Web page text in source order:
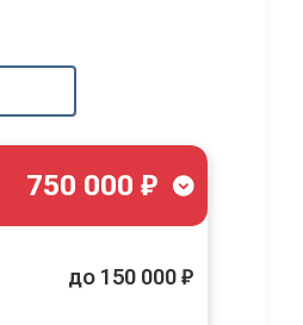
750 000 ₽
до 150 000 ₽